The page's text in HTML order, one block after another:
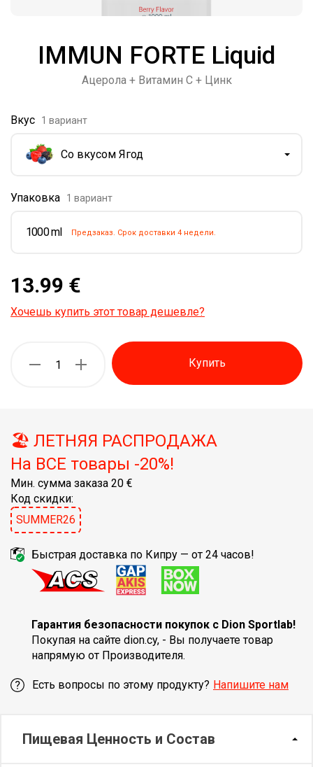
IMMUN FORTE Liquid
Ацерола + Витамин C + Цинк
Вкус 1 вариант
Со вкусом Ягод
Упаковка 1 вариант
1000 ml Предзаказ. Срок доставки 4 недели.
13.99 €
Хочешь купить этот товар дешевле?
Купить
🏖️ ЛЕТНЯЯ РАСПРОДАЖА
На ВСЕ товары -20%!
Мин. сумма заказа 20 €
Код скидки:
SUMMER26
Быстрая доставка по Кипру — от 24 часов!
Гарантия безопасности покупок с Dion Sportlab!
Покупая на сайте dion.cy, - Вы получаете товар
напрямую от Производителя.
Есть вопросы по этому продукту? Напишите нам
Пищевая Ценность и Состав